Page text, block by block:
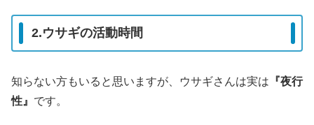
2.ウサギの活動時間
知らない方もいると思いますが、ウサギさんは実は 『夜行
性』 です。